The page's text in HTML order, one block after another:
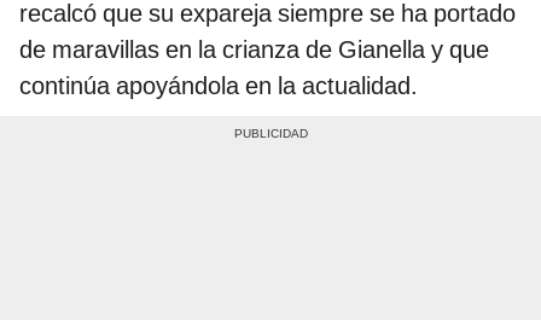
recalcó que su expareja siempre se ha portado
de maravillas en la crianza de Gianella y que
continúa apoyándola en la actualidad.